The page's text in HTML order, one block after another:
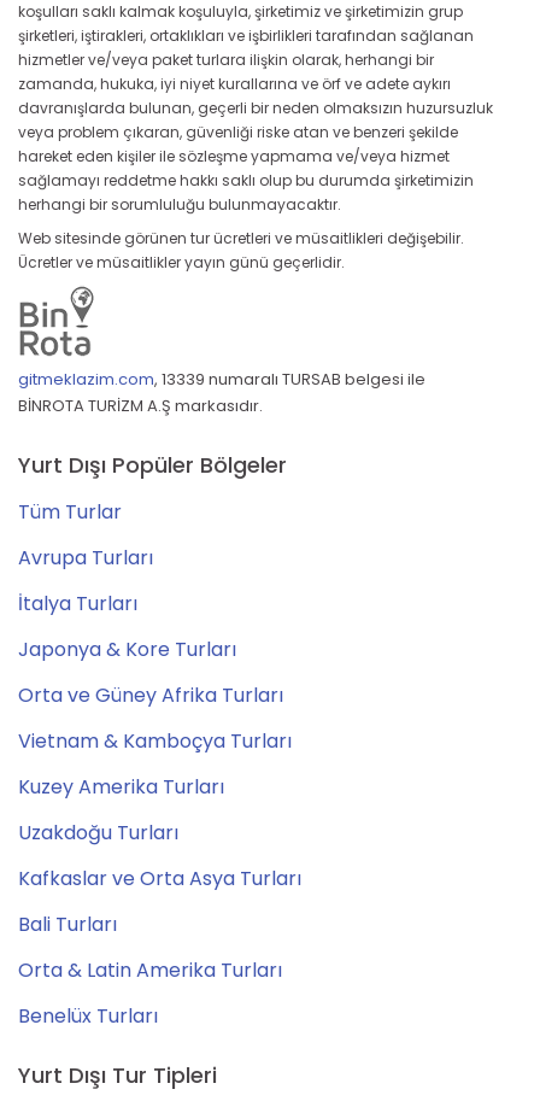
koşulları saklı kalmak koşuluyla, şirketimiz ve şirketimizin grup
şirketleri, iştirakleri, ortaklıkları ve işbirlikleri tarafından sağlanan
hizmetler ve/veya paket turlara ilişkin olarak, herhangi bir
zamanda, hukuka, iyi niyet kurallarına ve örf ve adete aykırı
davranışlarda bulunan, geçerli bir neden olmaksızın huzursuzluk
veya problem çıkaran, güvenliği riske atan ve benzeri şekilde
hareket eden kişiler ile sözleşme yapmama ve/veya hizmet
sağlamayı reddetme hakkı saklı olup bu durumda şirketimizin
herhangi bir sorumluluğu bulunmayacaktır.
Web sitesinde görünen tur ücretleri ve müsaitlikleri değişebilir.
Ücretler ve müsaitlikler yayın günü geçerlidir.
gitmeklazim.com, 13339 numaralı TURSAB belgesi ile
BİNROTA TURİZM A.Ş markasıdır.
Yurt Dışı Popüler Bölgeler
Tüm Turlar
Avrupa Turları
İtalya Turları
Japonya & Kore Turları
Orta ve Güney Afrika Turları
Vietnam & Kamboçya Turları
Kuzey Amerika Turları
Uzakdoğu Turları
Kafkaslar ve Orta Asya Turları
Bali Turları
Orta & Latin Amerika Turları
Benelüx Turları
Yurt Dışı Tur Tipleri